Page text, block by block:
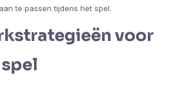
te passen tijdens het spel.
voor